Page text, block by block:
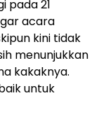
pada 21
acara
kini tidak
menunjukkan
kakaknya.
untuk